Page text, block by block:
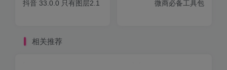
抖音 33.0.0 只有图层2.1
微商必备工具包
相关推荐